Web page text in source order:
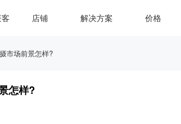
店铺 解决方案 价格
市场前景怎样?
怎样?